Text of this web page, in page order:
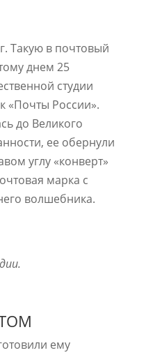
Такую в почтовый
днем 25
студии
«Почты России».
до Великого
ее обернули
углу «конверт»
марка с
волшебника.
ему